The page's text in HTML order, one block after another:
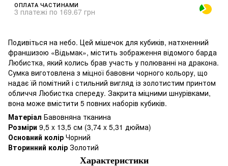
ОПЛАТА ЧАСТИНАМИ
3 платежі по 169.67 грн
Подивіться на небо. Цей мішечок для кубиків, натхненний
франшизою «Відьмак», містить зображення відомого барда
Любистка, який колись брав участь у полюванні на дракона.
Сумка виготовлена з міцної бавовни чорного кольору, що
надає їй помітний і стильний вигляд із золотистим принтом
обличчя Любистка спереду. Закрита міцними шнурівками,
вона може вмістити 5 повних наборів кубиків.
Матеріал Бавовняна тканина
Розміри 9,5 x 13,5 см (3,74 x 5,31 дюйма)
Основний колір Чорний
Вторинний колір Золотий
Характеристики